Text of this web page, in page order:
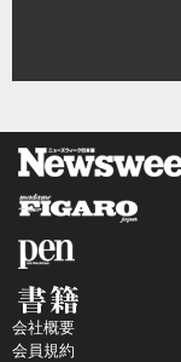
会社概要
会員規約